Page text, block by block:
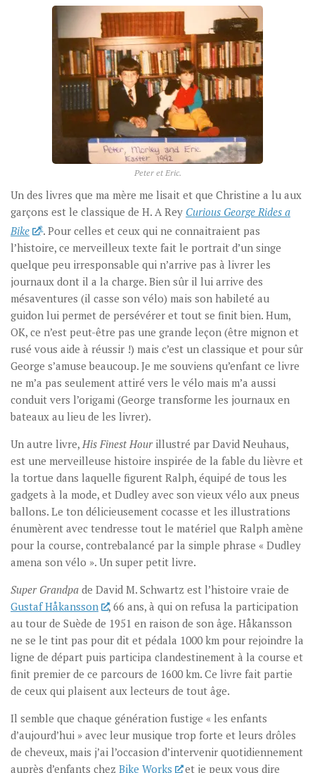
Peter et Eric.
Un des livres que ma mère me lisait et que Christine a lu aux
garçons est le classique de H. A Rey Curious George Rides a
Bike
2. Pour celles et ceux qui ne connaitraient pas
l’histoire, ce merveilleux texte fait le portrait d’un singe
quelque peu irresponsable qui n’arrive pas à livrer les
journaux dont il a la charge. Bien sûr il lui arrive des
mésaventures (il casse son vélo) mais son habileté au
guidon lui permet de persévérer et tout se finit bien. Hum,
OK, ce n’est peut-être pas une grande leçon (être mignon et
rusé vous aide à réussir !) mais c’est un classique et pour sûr
George s’amuse beaucoup. Je me souviens qu’enfant ce livre
ne m’a pas seulement attiré vers le vélo mais m’a aussi
conduit vers l’origami (George transforme les journaux en
bateaux au lieu de les livrer).
Un autre livre, His Finest Hourillustré par David Neuhaus,
est une merveilleuse histoire inspirée de la fable du lièvre et
la tortue dans laquelle figurent Ralph, équipé de tous les
gadgets à la mode, et Dudley avec son vieux vélo aux pneus
ballons. Le ton délicieusement cocasse et les illustrations
énumèrent avec tendresse tout le matériel que Ralph amène
pour la course, contrebalancé par la simple phrase « Dudley
amena son vélo ». Un super petit livre.
Super Grandpa de David M. Schwartz est l’histoire vraie de
Gustaf Håkansson
, 66 ans, à qui on refusa la participation
au tour de Suède de 1951 en raison de son âge. Håkansson
ne se le tint pas pour dit et pédala 1000 km pour rejoindre la
ligne de départ puis participa clandestinement à la course et
finit premier de ce parcours de 1600 km. Ce livre fait partie
de ceux qui plaisent aux lecteurs de tout âge.
Il semble que chaque génération fustige « les enfants
d’aujourd’hui » avec leur musique trop forte et leurs drôles
de cheveux, mais j’ai l’occasion d’intervenir quotidiennement
auprès d’enfants chez Bike Works et je peux vous dire